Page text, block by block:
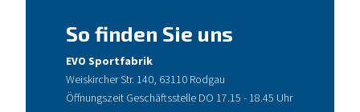
So finden Sie uns
EVO Sportfabrik
Weiskircher Str. 140, 63110 Rodgau
Öffnungszeit Geschäftsstelle DO 17.15 - 18.45 Uhr